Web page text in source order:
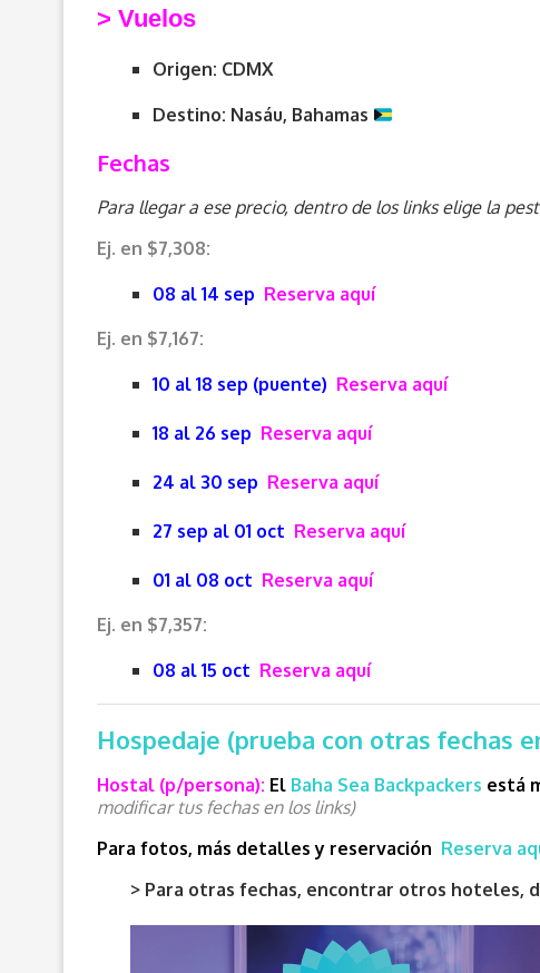
> Vuelos
Origen: CDMX
Destino: Nasáu, Bahamas
Fechas
Para llegar a ese precio, dentro de los links elige la
Ej. en $7,308:
08 al 14 sep Reserva aquí
Ej. en $7,167:
10 al 18 sep (puente) Reserva aquí
18 al 26 sep Reserva aquí
24 al 30 sep Reserva aquí
27 sep al 01 oct Reserva aquí
01 al 08 oct Reserva aquí
Ej. en $7,357:
08 al 15 oct Reserva aquí
Hospedaje (prueba con otras fechas
Hostal (p/persona): El Baha Sea Backpackers está
modificar tus fechas en los links)
Para fotos, más detalles y reservación Reserva
> Para otras fechas, encontrar otros hoteles,